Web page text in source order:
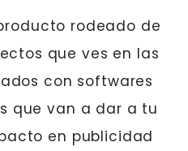
rodeado de
que ves en las
con softwares
que van a dar a tu
en publicidad